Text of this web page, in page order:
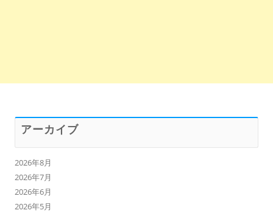
アーカイブ
2026年8月
2026年7月
2026年6月
2026年5月